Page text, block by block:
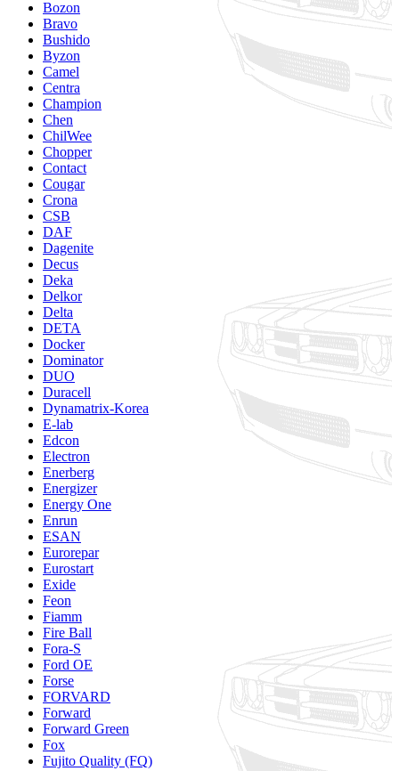
Bozon
Bravo
Bushido
Byzon
Camel
Centra
Champion
Chen
ChilWee
Chopper
Contact
Cougar
Crona
CSB
DAF
Dagenite
Decus
Deka
Delkor
Delta
DETA
Docker
Dominator
DUO
Duracell
Dynamatrix-Korea
E-lab
Edcon
Electron
Enerberg
Energizer
Energy One
Enrun
ESAN
Eurorepar
Eurostart
Exide
Feon
Fiamm
Fire Ball
Fora-S
Ford OE
Forse
FORVARD
Forward
Forward Green
Fox
Fujito Quality (FQ)